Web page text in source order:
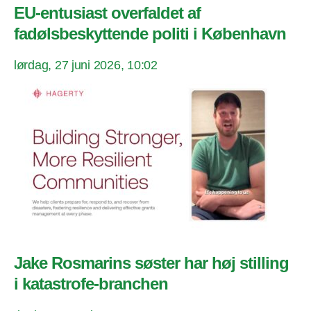
EU-entusiast overfaldet af
fadølsbeskyttende politi i København
lørdag, 27 juni 2026, 10:02
Jake Rosmarins søster har høj stilling
i katastrofe-branchen